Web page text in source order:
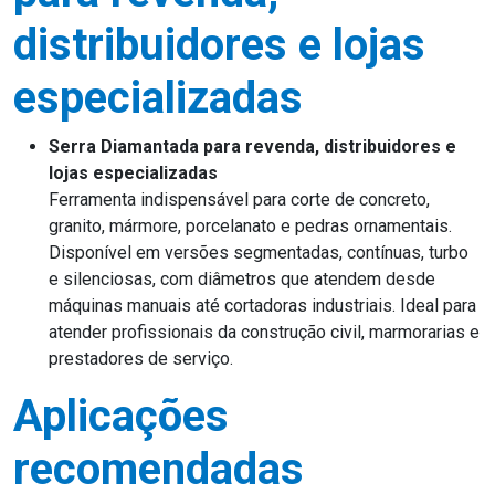
distribuidores e lojas
especializadas
Serra Diamantada para revenda, distribuidores e
lojas especializadas
Ferramenta indispensável para corte de concreto,
granito, mármore, porcelanato e pedras ornamentais.
Disponível em versões segmentadas, contínuas, turbo
e silenciosas, com diâmetros que atendem desde
máquinas manuais até cortadoras industriais. Ideal para
atender profissionais da construção civil, marmorarias e
prestadores de serviço.
Aplicações
recomendadas